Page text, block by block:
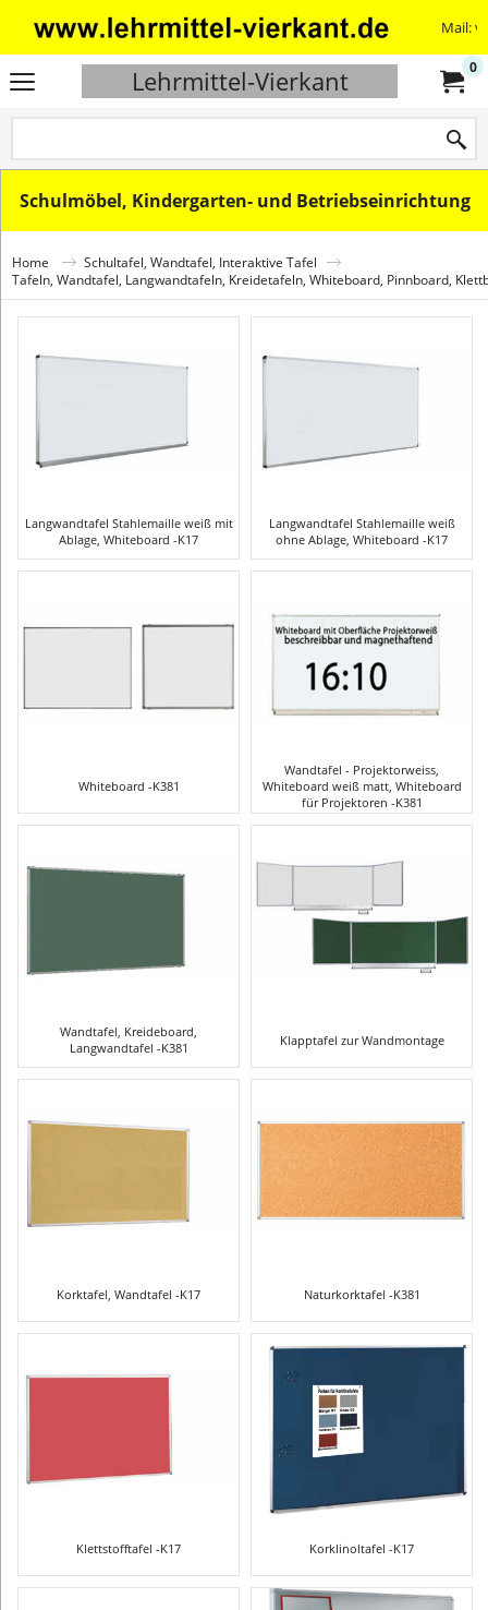
Mail:
Lehrmittel-Vierkant 0
Schulmöbel, Kindergarten- und Betriebseinrichtung
Home
Schultafel, Wandtafel, Interaktive Tafel
Tafeln, Wandtafel, Langwandtafeln, Kreidetafeln, Whiteboard, Pinnboard,
Langwandtafel Stahlemaille weiß mit
Ablage, Whiteboard -K17
Langwandtafel Stahlemaille weiß
ohne Ablage, Whiteboard -K17
Whiteboard -K381
Wandtafel - Projektorweiss,
Whiteboard weiß matt, Whiteboard
für Projektoren -K381
Wandtafel, Kreideboard,
Langwandtafel -K381
Klapptafel zur Wandmontage
Korktafel, Wandtafel -K17 Naturkorktafel -K381
Klettstofftafel -K17 Korklinoltafel -K17